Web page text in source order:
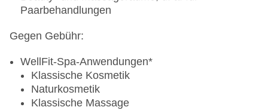
Wasserski *
Ausstattung und Bedingungen:
4 paar Wasserski
gutes Wasserskirevier
Paarbehandlungen
Gegen Gebühr:
WellFit-Spa-Anwendungen*
Klassische Kosmetik
Naturkosmetik
Klassische Massage